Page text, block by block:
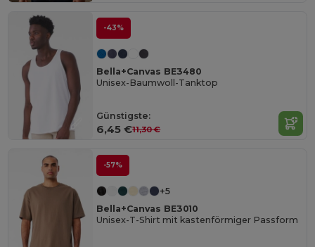
-43%
Bella+Canvas BE3480
Unisex-Baumwoll-Tanktop
Günstigste:
6,45 €11,30 €
-57%
+5
Bella+Canvas BE3010
Unisex-T-Shirt mit kastenförmiger Passform